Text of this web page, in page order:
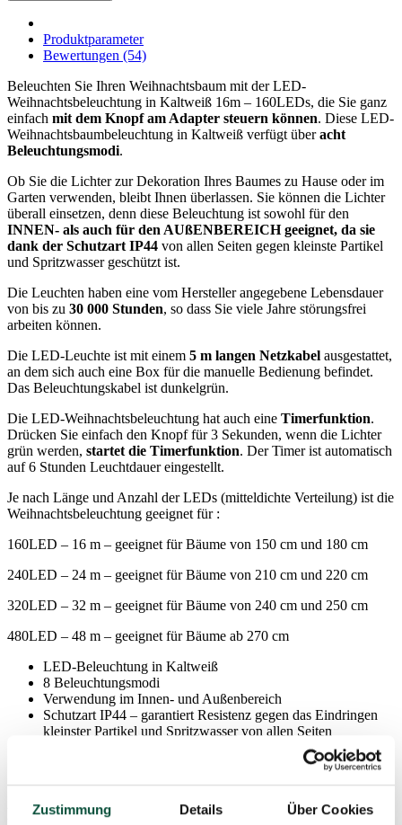
Zustimmung Details Über Cookies
Produktparameter
Bewertungen (54)
Beleuchten Sie Ihren Weihnachtsbaum mit der LED-
Weihnachtsbeleuchtung in Kaltweiß 16m – 160LEDs, die Sie ganz
einfach mit dem Knopf am Adapter steuern können. Diese LED-
Weihnachtsbaumbeleuchtung in Kaltweiß verfügt überacht
Beleuchtungsmodi.
Ob Sie die Lichter zur Dekoration Ihres Baumes zu Hause oder im
Garten verwenden, bleibt Ihnen überlassen. Sie können die Lichter
überall einsetzen, denn diese Beleuchtung ist sowohl für den
INNEN- als auch für den AUßENBEREICH geeignet, da sie
dank der Schutzart IP44 von allen Seiten gegen kleinste Partikel
und Spritzwasser geschützt ist.
Die Leuchten haben eine vom Hersteller angegebene Lebensdauer
von bis zu 30 000 Stunden, so dass Sie viele Jahre störungsfrei
arbeiten können.
Die LED-Leuchte ist mit einem 5 m langen Netzkabel ausgestattet,
an dem sich auch eine Box für die manuelle Bedienung befindet.
Das Beleuchtungskabel ist dunkelgrün.
Die LED-Weihnachtsbeleuchtung hat auch eine Timerfunktion.
Drücken Sie einfach den Knopf für 3 Sekunden, wenn die Lichter
grün werden, startet die Timerfunktion. Der Timer ist automatisch
auf 6 Stunden Leuchtdauer eingestellt.
Je nach Länge und Anzahl der LEDs (mitteldichte Verteilung) ist die
Weihnachtsbeleuchtung geeignet für :
160LED – 16 m – geeignet für Bäume von 150 cm und 180 cm
240LED – 24 m – geeignet für Bäume von 210 cm und 220 cm
320LED – 32 m – geeignet für Bäume von 240 cm und 250 cm
480LED – 48 m – geeignet für Bäume ab 270 cm
LED-Beleuchtung in Kaltweiß
8 Beleuchtungsmodi
Verwendung im Innen- und Außenbereich
Schutzart IP44 – garantiert Resistenz gegen das Eindringen
kleinster Partikel und Spritzwasser von allen Seiten
Parameter